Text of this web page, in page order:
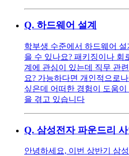
Q. 하드웨어 설계
학부생 수준에서 하드웨어
을 수 있나요? 패키징이나 회
계에 관심이 있는데 직무 관
요? 가능하다면 개인적으로
싶은데 어떠한 경험이 도움
을 겪고 있습니다
Q. 삼성전자 파운드리
안녕하세요, 이번 상반기 삼